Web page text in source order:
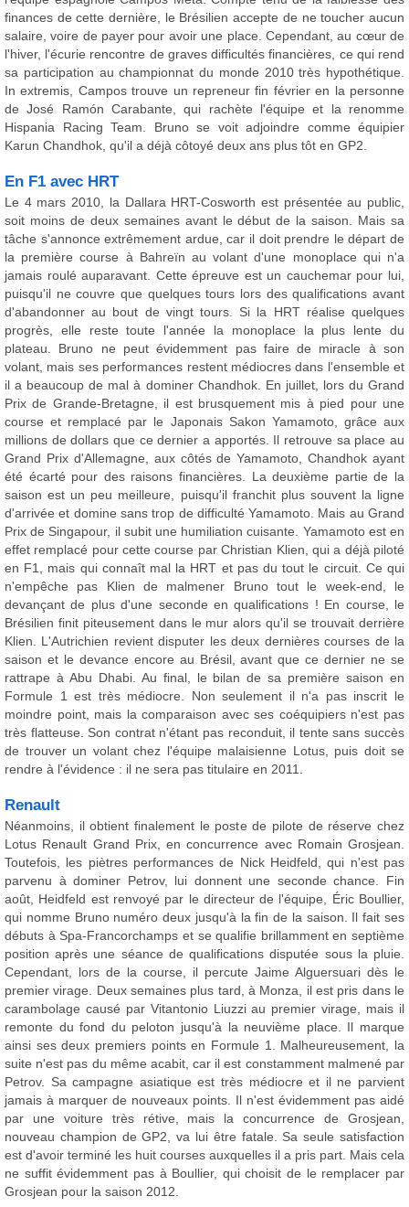
finances de cette dernière, le Brésilien accepte de ne toucher aucun
salaire, voire de payer pour avoir une place. Cependant, au cœur de
l'hiver, l'écurie rencontre de graves difficultés financières, ce qui rend
sa participation au championnat du monde 2010 très hypothétique.
In extremis, Campos trouve un repreneur fin février en la personne
de José Ramón Carabante, qui rachète l'équipe et la renomme
Hispania Racing Team. Bruno se voit adjoindre comme équipier
Karun Chandhok, qu'il a déjà côtoyé deux ans plus tôt en GP2.
En F1 avec HRT
Le 4 mars 2010, la Dallara HRT-Cosworth est présentée au public,
soit moins de deux semaines avant le début de la saison. Mais sa
tâche s'annonce extrêmement ardue, car il doit prendre le départ de
la première course à Bahreïn au volant d'une monoplace qui n'a
jamais roulé auparavant. Cette épreuve est un cauchemar pour lui,
puisqu'il ne couvre que quelques tours lors des qualifications avant
d'abandonner au bout de vingt tours. Si la HRT réalise quelques
progrès, elle reste toute l'année la monoplace la plus lente du
plateau. Bruno ne peut évidemment pas faire de miracle à son
volant, mais ses performances restent médiocres dans l'ensemble et
il a beaucoup de mal à dominer Chandhok. En juillet, lors du Grand
Prix de Grande-Bretagne, il est brusquement mis à pied pour une
course et remplacé par le Japonais Sakon Yamamoto, grâce aux
millions de dollars que ce dernier a apportés. Il retrouve sa place au
Grand Prix d'Allemagne, aux côtés de Yamamoto, Chandhok ayant
été écarté pour des raisons financières. La deuxième partie de la
saison est un peu meilleure, puisqu'il franchit plus souvent la ligne
d'arrivée et domine sans trop de difficulté Yamamoto. Mais au Grand
Prix de Singapour, il subit une humiliation cuisante. Yamamoto est en
effet remplacé pour cette course par Christian Klien, qui a déjà piloté
en F1, mais qui connaît mal la HRT et pas du tout le circuit. Ce qui
n'empêche pas Klien de malmener Bruno tout le week-end, le
devançant de plus d'une seconde en qualifications ! En course, le
Brésilien finit piteusement dans le mur alors qu'il se trouvait derrière
Klien. L'Autrichien revient disputer les deux dernières courses de la
saison et le devance encore au Brésil, avant que ce dernier ne se
rattrape à Abu Dhabi. Au final, le bilan de sa première saison en
Formule 1 est très médiocre. Non seulement il n'a pas inscrit le
moindre point, mais la comparaison avec ses coéquipiers n'est pas
très flatteuse. Son contrat n'étant pas reconduit, il tente sans succès
de trouver un volant chez l'équipe malaisienne Lotus, puis doit se
rendre à l'évidence : il ne sera pas titulaire en 2011.
Renault
Néanmoins, il obtient finalement le poste de pilote de réserve chez
Lotus Renault Grand Prix, en concurrence avec Romain Grosjean.
Toutefois, les piètres performances de Nick Heidfeld, qui n'est pas
parvenu à dominer Petrov, lui donnent une seconde chance. Fin
août, Heidfeld est renvoyé par le directeur de l'équipe, Éric Boullier,
qui nomme Bruno numéro deux jusqu'à la fin de la saison. Il fait ses
débuts à Spa-Francorchamps et se qualifie brillamment en septième
position après une séance de qualifications disputée sous la pluie.
Cependant, lors de la course, il percute Jaime Alguersuari dès le
premier virage. Deux semaines plus tard, à Monza, il est pris dans le
carambolage causé par Vitantonio Liuzzi au premier virage, mais il
remonte du fond du peloton jusqu'à la neuvième place. Il marque
ainsi ses deux premiers points en Formule 1. Malheureusement, la
suite n'est pas du même acabit, car il est constamment malmené par
Petrov. Sa campagne asiatique est très médiocre et il ne parvient
jamais à marquer de nouveaux points. Il n'est évidemment pas aidé
par une voiture très rétive, mais la concurrence de Grosjean,
nouveau champion de GP2, va lui être fatale. Sa seule satisfaction
est d'avoir terminé les huit courses auxquelles il a pris part. Mais cela
ne suffit évidemment pas à Boullier, qui choisit de le remplacer par
Grosjean pour la saison 2012.